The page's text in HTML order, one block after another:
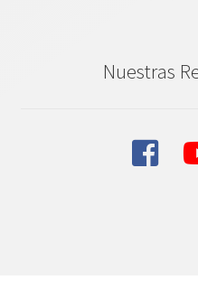
Nuestras